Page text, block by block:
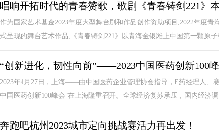
唱响开拓时代的青春赞歌，歌剧《青春铸剑221》
作为国家艺术基金2023年度大型舞台剧和作品创作资助项目,2022年度
式呈现的舞台艺术作品,《青春铸剑221》以青海金银滩上中国第一颗原
“创新进化，韧性向前”——2023中国医药创新100
2023年4月27日，上海——由中国医药企业管理协会指导，E药经理人、
中国医药创新100峰会”在上海隆重召开。全球经济复苏承压，国内经济
奔跑吧杭州2023城市定向挑战赛活力再出发！